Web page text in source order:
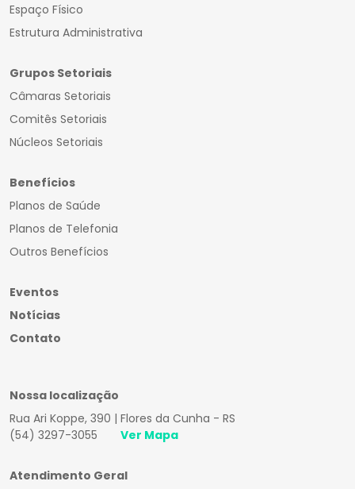
Espaço Físico
Estrutura Administrativa
Grupos Setoriais
Câmaras Setoriais
Comitês Setoriais
Núcleos Setoriais
Benefícios
Planos de Saúde
Planos de Telefonia
Outros Benefícios
Eventos
Notícias
Contato
Nossa localização
Rua Ari Koppe, 390 | Flores da Cunha - RS
(54) 3297-3055
Ver Mapa
Atendimento Geral